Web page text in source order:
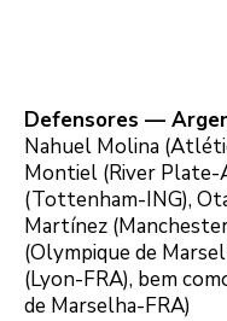
Defensores —
Nahuel Molina
Montiel (River Plate-
(Tottenham-ING),
Martínez
(Olympique de
(Lyon-FRA), bem
de Marselha-FRA)